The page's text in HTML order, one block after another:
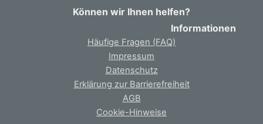
Können wir Ihnen helfen?
Informationen
Häufige Fragen (FAQ)
Impressum
Datenschutz
Erklärung zur Barrierefreiheit
AGB
Cookie-Hinweise